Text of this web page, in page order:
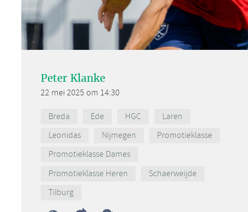
Peter Klanke
22 mei 2025 om 14:30
Breda Ede HGC
Laren
Leonidas
Nijmegen
Promotieklasse
Promotieklasse Dames
Promotieklasse Heren
Schaerweijde
Tilburg